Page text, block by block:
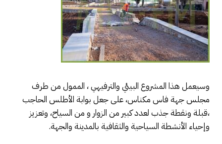
وسيعمل هذا المشروع البيئي والترفيهي ، الممول من طرف
مجلس جهة فاس مكناس، على جعل بوابة الأطلس الحاجب
،قبلة ونقطة جذب لعدد كبير من الزوار و من السياح، وتعزيز
وإحياء الأنشطة السياحية والثقافية بالمدينة والجهة.